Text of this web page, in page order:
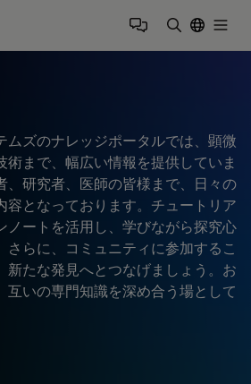
ムズのナレッジポータルでは、顕微
術まで、幅広い情報を提供していま
、研究者、医師の皆様まで、日々の
容となっております。チュートリア
ノートを活用し、学びながら探究心
さらに、コミュニティに参加するこ
新たな発見へとつなげましょう。お
互いの専門知識を深め合う場として